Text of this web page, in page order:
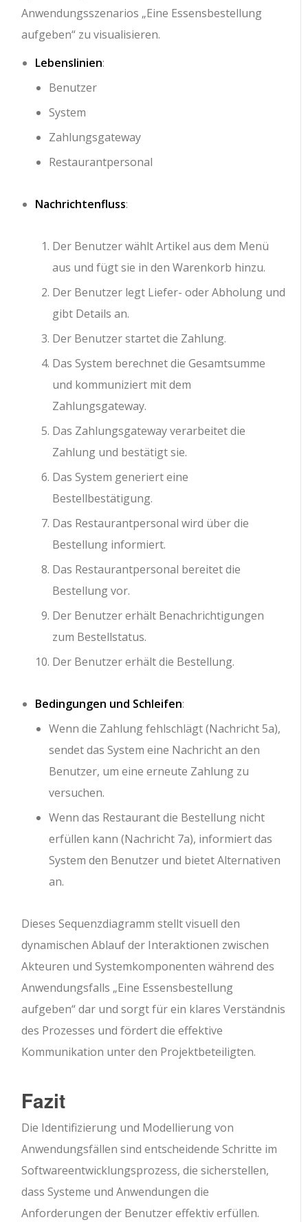
Anwendungsszenarios „Eine Essensbestellung
aufgeben“ zu visualisieren.
Lebenslinien:
Benutzer
System
Zahlungsgateway
Restaurantpersonal
Nachrichtenfluss:
Der Benutzer wählt Artikel aus dem Menü
aus und fügt sie in den Warenkorb hinzu.
Der Benutzer legt Liefer- oder Abholung und
gibt Details an.
Der Benutzer startet die Zahlung.
Das System berechnet die Gesamtsumme
und kommuniziert mit dem
Zahlungsgateway.
Das Zahlungsgateway verarbeitet die
Zahlung und bestätigt sie.
Das System generiert eine
Bestellbestätigung.
Das Restaurantpersonal wird über die
Bestellung informiert.
Das Restaurantpersonal bereitet die
Bestellung vor.
Der Benutzer erhält Benachrichtigungen
zum Bestellstatus.
Der Benutzer erhält die Bestellung.
Bedingungen und Schleifen:
Wenn die Zahlung fehlschlägt (Nachricht 5a),
sendet das System eine Nachricht an den
Benutzer, um eine erneute Zahlung zu
versuchen.
Wenn das Restaurant die Bestellung nicht
erfüllen kann (Nachricht 7a), informiert das
System den Benutzer und bietet Alternativen
an.
Dieses Sequenzdiagramm stellt visuell den
dynamischen Ablauf der Interaktionen zwischen
Akteuren und Systemkomponenten während des
Anwendungsfalls „Eine Essensbestellung
aufgeben“ dar und sorgt für ein klares Verständnis
des Prozesses und fördert die effektive
Kommunikation unter den Projektbeteiligten.
Fazit
Die Identifizierung und Modellierung von
Anwendungsfällen sind entscheidende Schritte im
Softwareentwicklungsprozess, die sicherstellen,
dass Systeme und Anwendungen die
Anforderungen der Benutzer effektiv erfüllen.